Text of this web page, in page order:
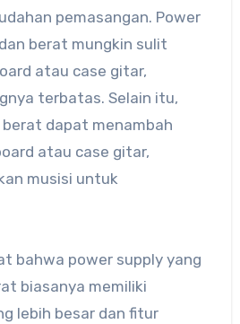
pemasangan. Power
berat mungkin sulit
atau case gitar,
terbatas. Selain itu,
dapat menambah
atau case gitar,
musisi untuk
bahwa power supply yang
biasanya memiliki
lebih besar dan fitur